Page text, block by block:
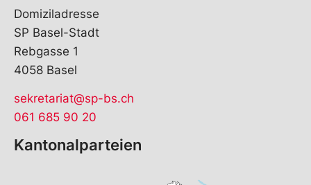
Domiziladresse
SP Basel-Stadt
Rebgasse 1
4058 Basel
sekretariat@sp-bs.ch
061 685 90 20
Kantonalparteien